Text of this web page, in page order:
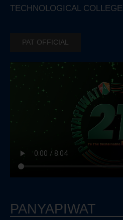
TECHNOLOGICAL COLLEGE
PAT OFFICIAL
PANYAPIWAT